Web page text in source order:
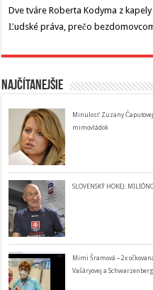
Dve tváre Roberta Kodyma z
Ľudské práva, prečo
Najčítanejšie
Minulosť Zuzany
mimovládok
SLOVENSKÝ HOKEJ:
Mimi Šramová – 2x
Vašáryovej a